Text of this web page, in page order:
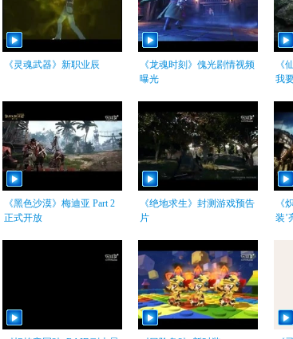
《灵魂武器》新职业辰
《龙魂时刻》傀光剧情视频
曝光
《
我
《黑色沙漠》梅迪亚 Part 2
正式开放
《绝地求生》封测游戏预告
片
《
装’